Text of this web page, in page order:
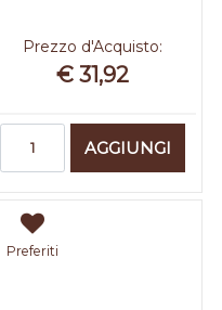
Prezzo d'Acquisto:
€ 31,92
AGGIUNGI
Preferiti